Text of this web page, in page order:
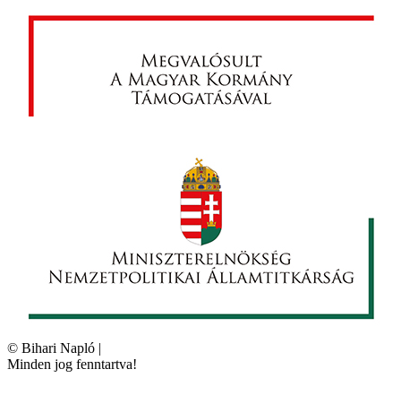
© Bihari Napló
Minden jog fenntartva!